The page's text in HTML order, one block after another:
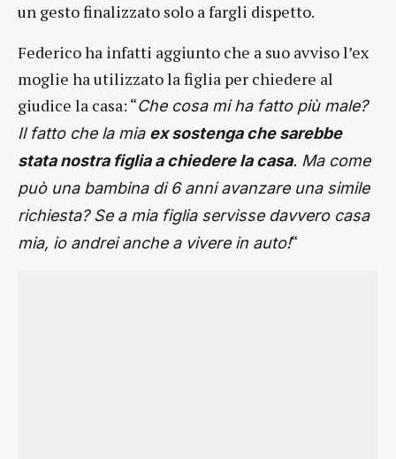
un gesto finalizzato solo a fargli dispetto.
Federico ha infatti aggiunto che a suo avviso l’ex
moglie ha utilizzato la figlia per chiedere al
giudice la casa: “Che cosa mi ha fatto più male?
Il fatto che la mia ex sostenga che sarebbe
stata nostra figlia a chiedere la casa. Ma come
può una bambina di 6 anni avanzare una simile
richiesta? Se a mia figlia servisse davvero casa
mia, io andrei anche a vivere in auto!“